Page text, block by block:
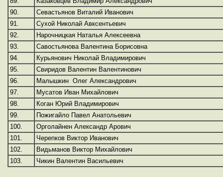
90.
Севастьянов Виталий Иванович
91.
Сухой Николай Авксентьевич
92.
Нарочницкая Наталья Алексеевна
93.
Савостьянова Валентина Борисовна
94.
Курьянович Николай Владимирович
95.
Свиридов Валентин Валентинович
96.
Малышкин Олег Александрович
97.
Мусатов Иван Михайлович
98.
Коган Юрий Владимирович
99.
Пожигайло Павел Анатольевич
100.
Орголайнен Александр Арович
101.
Черепков Виктор Иванович
102.
Видьманов Виктор Михайлович
103.
Чикин Валентин Васильевич